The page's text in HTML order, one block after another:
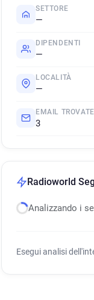
SETTORE
—
DIPENDENTI
—
LOCALITÀ
—
EMAIL TROVATE
3
Radioworld
Analizzando i
Esegui analisi